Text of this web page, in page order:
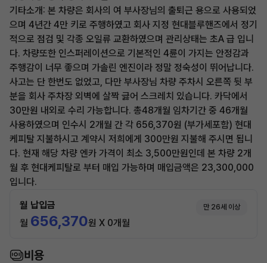
기타소개: 본 차량은 회사의 여 부사장님의 출퇴근 용으로 사용되었
으며 4년간 4만 키로 주행하였고 회사 지정 현대블루핸즈에서 정기
적으로 점검 및 각종 오일류 교환하였으며 관리상태는 초A 급 입니
다. 차량또한 인스퍼레이션으로 기본적인 4륜이 가지는 안정감과
주행감이 너무 좋으며 가솔린 엔진이라 정말 정숙성이 뛰어납니다.
사고는 단 한번도 없었고, 다만 부사장님 차량 주차시 오른쪽 뒷 부
분을 회사 주차장 외벽에 살짝 긇어 스크레치 있습니다. 카닥에서
30만원 내외로 수리 가능합니다. 총48개월 임차기간 중 46개월
사용하였으며 인수시 2개월 간 각 656,370원 (부가세포함) 현대
케피탈 지불하시고 계약시 저희에게 300만원 지불해 주시면 됩니
다. 현재 해당 차량 엔카 가격이 최소 3,500만원인데 본 차량 2개
월 후 현대케피탈로 부터 매입 가능하며 매입금액은 23,300,000
입니다.
월 납입금 만 26세 이상
월 656,370원 X 0개월
비용